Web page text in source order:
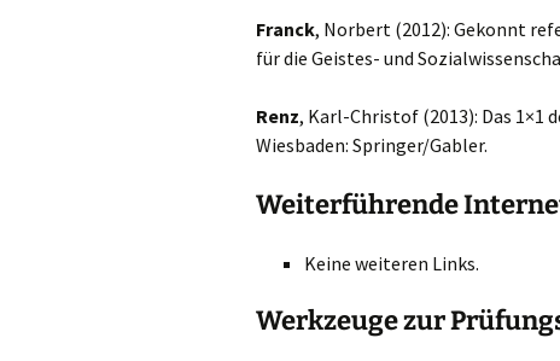
Franck, Norbert (2012): Gekonnt
für die Geistes- und
Renz, Karl-Christof (2013): Das 1×1
Wiesbaden: Springer/Gabler.
Weiterführende
Keine weiteren Links.
Werkzeuge zur